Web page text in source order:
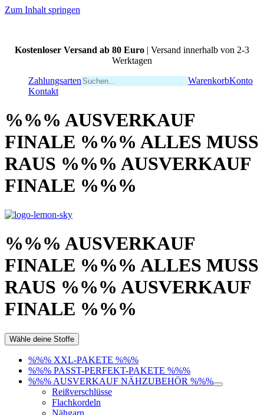
Zum Inhalt springen
Kostenloser Versand ab 80 Euro | Versand innerhalb von 2-3
Werktagen
Zahlungsarten
WarenkorbKonto
Kontakt
%%% AUSVERKAUF
FINALE %%% ALLES MUSS
RAUS %%% AUSVERKAUF
FINALE %%%
%%% AUSVERKAUF
FINALE %%% ALLES MUSS
RAUS %%% AUSVERKAUF
FINALE %%%
Wähle deine Stoffe
%%% XXL-PAKETE %%%
%%% PASST-PERFEKT-PAKETE %%%
%%% AUSVERKAUF NÄHZUBEHÖR %%%
Reißverschlüsse
Flachkordeln
Nähgarn